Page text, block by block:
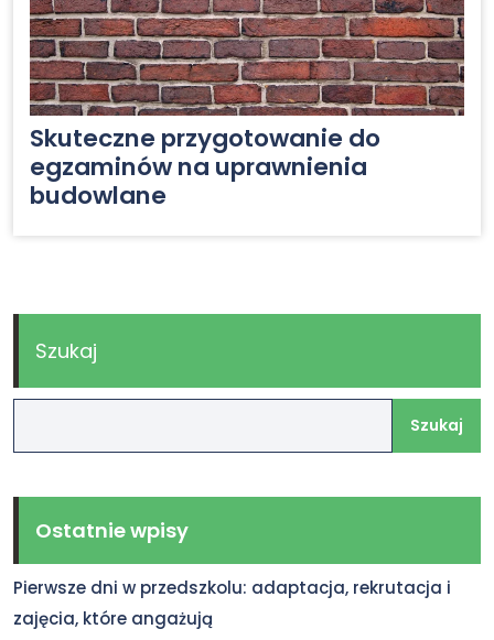
Skuteczne przygotowanie do
egzaminów na uprawnienia
budowlane
Szukaj
Szukaj
Ostatnie wpisy
Pierwsze dni w przedszkolu: adaptacja, rekrutacja i
zajęcia, które angażują